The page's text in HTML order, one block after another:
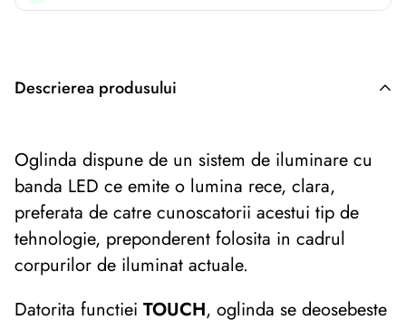
Descrierea produsului
Oglinda dispune de un sistem de iluminare cu
banda LED ce emite o lumina rece, clara,
preferata de catre cunoscatorii acestui tip de
tehnologie, preponderent folosita in cadrul
corpurilor de iluminat actuale.
Datorita functiei TOUCH, oglinda se deosebeste